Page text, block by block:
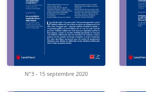
N°3 - 15 septembre 2020